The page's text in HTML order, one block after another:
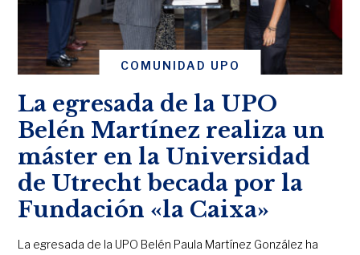
COMUNIDAD UPO
La egresada de la UPO
Belén Martínez realiza un
máster en la Universidad
de Utrecht becada por la
Fundación «la Caixa»
La egresada de la UPO Belén Paula Martínez González ha